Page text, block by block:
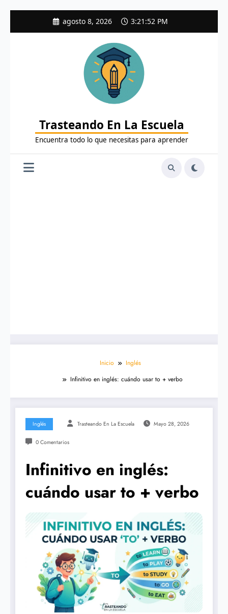
agosto 8, 2026 3:21:53 PM
Trasteando En La Escuela
Encuentra todo lo que necesitas para aprender
Inicio
Inglés
Infinitivo en inglés: cuándo usar to + verbo
Inglés Trasteando En La Escuela Mayo 28, 2026
0 Comentarios
Infinitivo en inglés:
cuándo usar to + verbo